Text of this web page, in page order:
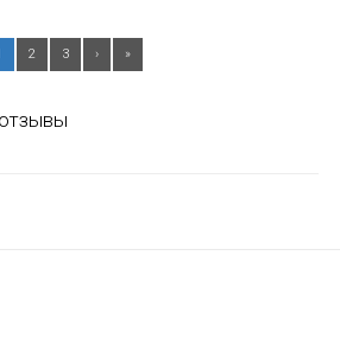
2 3 › »